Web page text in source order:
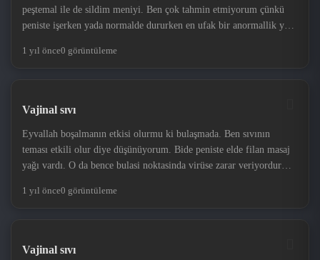
peştemal ile de sildim meniyi. Ben çok tahmin etmiyorum çünkü
peniste işerken yada normalde dururken en ufak bir anormallik yok.
çalışıyorum. Yoksa bu stres mehvedecek beni. Nefes almak dışında
1 yıl önce0 görüntüleme
Vajinal sıvı
Eyvallah boşalmanın etkisi olurmu ki bulaşmada. Ben sıvının
teması etkili olur diye düşünüyorum. Bide peniste elde filan masaj
yağı vardı. O da bence bulasi noktasinda virüse zarar veriyordur
1 yıl önce0 görüntüleme
Vajinal sıvı